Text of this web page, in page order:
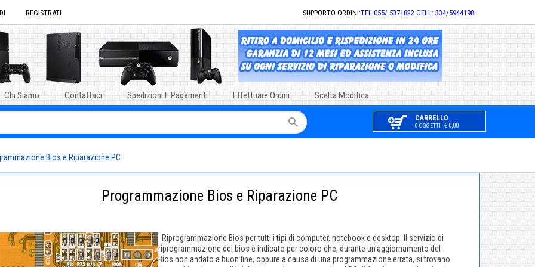
REGISTRATI SUPPORTO ORDINI:TEL.055/ 5371822 CELL: 334/5944198
Chi Siamo Contattaci Spedizioni E Pagamenti Effettuare Ordini Scelta Modifica
CARRELLO
0 OGGETTI -€ 0,00
Bios e Riparazione PC
Programmazione Bios e Riparazione PC
Riprogrammazione Bios per tutti i tipi di computer, notebook e desktop. Il servizio di
riprogrammazione del bios è indicato per coloro che, durante un'aggiornamento del
Bios non andato a buon fine, oppure a causa di una programmazione errata, si trovano